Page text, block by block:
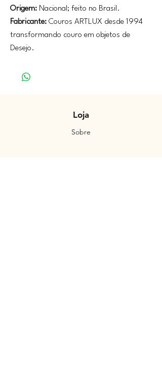
Origem: Nacional; feito no Brasil.
Fabricante: Couros ARTLUX desde 1994
transformando couro em objetos de
Desejo.
Loja
Sobre